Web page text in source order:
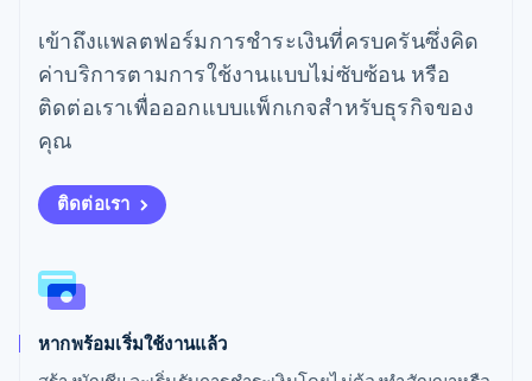
เข้าถึงแพลตฟอร์มการชำระเงินที่ครบครันซึ่งคิด
ค่าบริการตามการใช้งานแบบไม่ซับซ้อน หรือ
ติดต่อเราเพื่อออกแบบแพ็กเกจสำหรับธุรกิจของ
คุณ
ติดต่อเรา
หากพร้อมเริ่มใช้งานแล้ว
DeutschEnglish
ลิทัวเนีย
English
สเปน
สโลวีเนีย
EnglishItaliano
Deutsch
สวีเดน
สหรัฐอเมริกา
Español